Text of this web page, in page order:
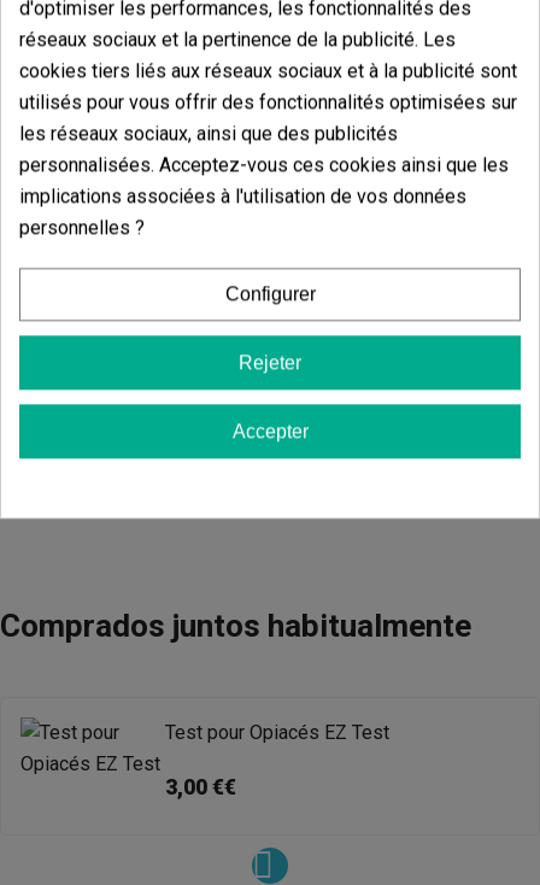
6,50 €
Ajouter au panier
Test Pour
(4)
3,00 €
Comprados juntos habitualmente
Test pour Opiacés EZ Test
3,00 €€
d'optimiser les performances, les fonctionnalités des
réseaux sociaux et la pertinence de la publicité. Les
cookies tiers liés aux réseaux sociaux et à la publicité sont
utilisés pour vous offrir des fonctionnalités optimisées sur
les réseaux sociaux, ainsi que des publicités
personnalisées. Acceptez-vous ces cookies ainsi que les
implications associées à l'utilisation de vos données
personnelles ?
Configurer
Rejeter
Accepter